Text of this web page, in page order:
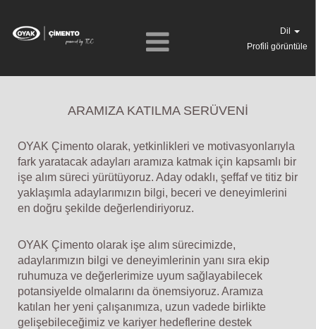
Dil
Profi̇li̇ görüntüle
ARAMIZA KATILMA SERÜVENİ
OYAK Çimento olarak, yetkinlikleri ve motivasyonlarıyla
fark yaratacak adayları aramıza katmak için kapsamlı bir
işe alım süreci yürütüyoruz. Aday odaklı, şeffaf ve titiz bir
yaklaşımla adaylarımızın bilgi, beceri ve deneyimlerini
en doğru şekilde değerlendiriyoruz.
OYAK Çimento olarak işe alım sürecimizde,
adaylarımızın bilgi ve deneyimlerinin yanı sıra ekip
ruhumuza ve değerlerimize uyum sağlayabilecek
potansiyelde olmalarını da önemsiyoruz. Aramıza
katılan her yeni çalışanımıza, uzun vadede birlikte
gelişebileceğimiz ve kariyer hedeflerine destek